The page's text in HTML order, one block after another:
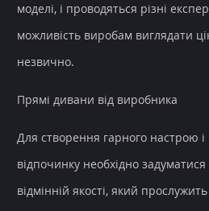
моделі, і проводяться різні
можливість виробам виглядати
незвично.
Прямі дивани від виробника
Для створення гарного настрою і
відпочинку необхідно
відмінній якості, який